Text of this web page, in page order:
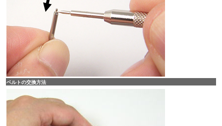
ベルトの交換方法